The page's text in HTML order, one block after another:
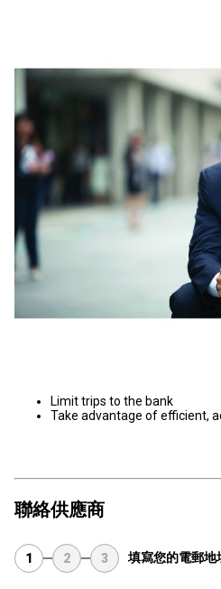
Limit trips to the bank
Take advantage of efficient,
聯絡供應商
1 2 3 填寫您的電郵地